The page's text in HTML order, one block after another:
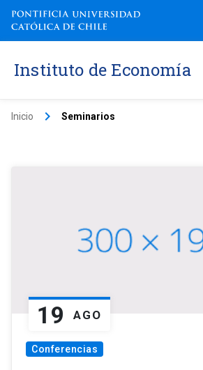
Instituto de Economía
Inicio keyboard_arrow_right Seminarios
19 AGO
Conferencias